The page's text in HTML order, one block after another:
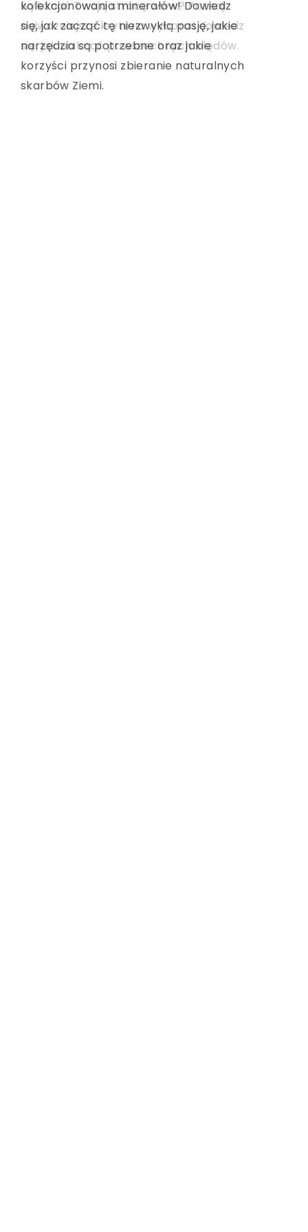
inspirując kreatywność i poszerzając
horyzonty poprzez odkrywanie nowych
kultur i dźwięków.
kolekcjonowania minerałów! Dowiedz
się, jak zacząć tę niezwykłą pasję, jakie
narzędzia są potrzebne oraz jakie
korzyści przynosi zbieranie naturalnych
skarbów Ziemi.
wykonać Twoją stronę www? Poznaj
najważniejsze kryteria wyboru i dowiedz
się, jak uniknąć powszechnych błędów.